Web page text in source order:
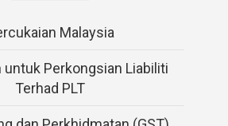
Malaysia
untuk Perkongsian Liabiliti
Terhad PLT